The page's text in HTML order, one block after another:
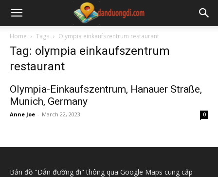
Home Tags Olympia einkaufszentrum restaurant
Tag: olympia einkaufszentrum
restaurant
Olympia-Einkaufszentrum, Hanauer Straße,
Munich, Germany
Anne Joe - March 22, 2023 0
Bản đồ "Dẫn đường đi" thông qua Google Maps cung cấp